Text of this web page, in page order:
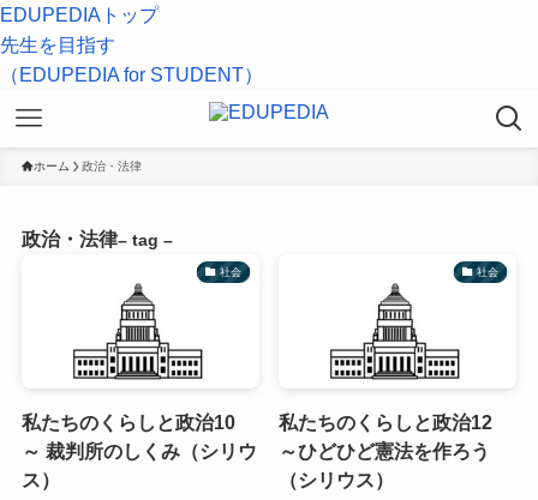
EDUPEDIAトップ
先生を目指す
（EDUPEDIA for STUDENT）
ホーム 政治・法律
政治・法律– tag –
社会
私たちのくらしと政治10
～ 裁判所のしくみ（シリウ
ス）
社会
私たちのくらしと政治12
～ひどひど憲法を作ろう
（シリウス）